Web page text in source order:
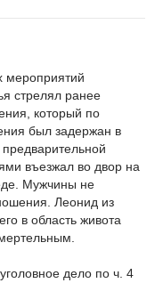
мероприятий
стрелял ранее
который по
был задержан в
въезжал во двор на
Мужчины не
Леонид из
в область живота
дело по ч. 4